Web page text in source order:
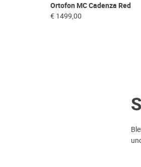
Ortofon MC Cadenza Red
€ 1499,00